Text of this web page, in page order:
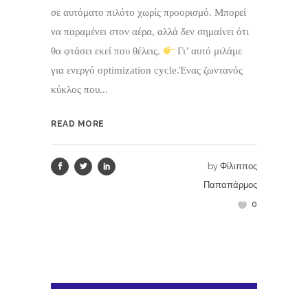
σε αυτόματο πιλότο χωρίς προορισμό. Μπορεί
να παραμένει στον αέρα, αλλά δεν σημαίνει ότι
θα φτάσει εκεί που θέλεις.
Γι’ αυτό μιλάμε
για ενεργό optimization cycle.Ένας ζωντανός
κύκλος που...
READ MORE
by Φίλιππος
Παπαπάρμος
0